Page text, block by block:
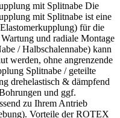
mit Splitnabe Die
mit Splitnabe ist eine
für die
und radiale Montage
/ Halbschalennabe) kann
werden, ohne angrenzende
Splitnabe / geteilte
drehelastisch & dämpfend
und ggf.
zu Ihrem Antrieb
Vorteile der ROTEX